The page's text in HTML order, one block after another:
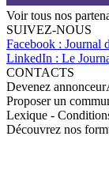
Voir tous nos
SUIVEZ-NOUS
Facebook : Journal
LinkedIn : Le
CONTACTS
Devenez annonceur
Proposer un
Lexique -
Découvrez nos